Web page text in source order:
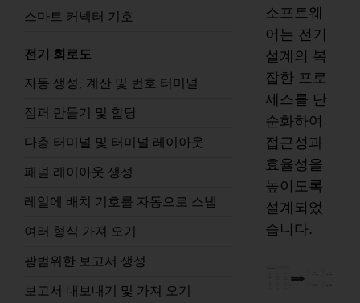
스마트 커넥터 기호
전기 회로도
자동 생성, 계산 및 번호 터미널
점퍼 만들기 및 할당
다층 터미널 및 터미널 레이아웃
패널 레이아웃 생성
레일에 배치 기호를 자동으로 스냅
여러 형식 가져 오기
광범위한 보고서 생성
보고서 내보내기 및 가져 오기
소프트웨
어는 전기
설계의 복
잡한 프로
세스를 단
순화하여
접근성과
효율성을
높이도록
설계되었
습니다.